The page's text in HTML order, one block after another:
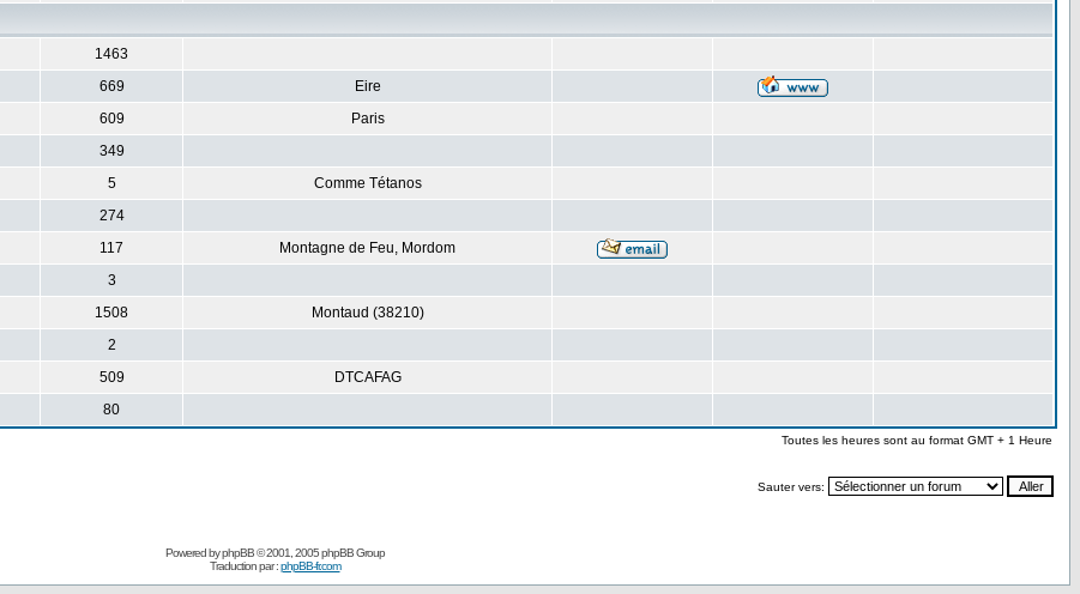
1463
669
Eire
609
Paris
349
5
Comme Tétanos
274
117
Montagne de Feu, Mordom
3
1508
Montaud (38210)
2
509
DTCAFAG
80
Toutes les heures sont au format GMT + 1 Heure
Sauter vers:
Powered byphpBB© 2001, 2005 phpBB Group
Traduction par :phpBB-fr.com